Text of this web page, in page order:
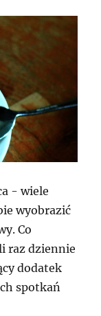
- wiele
wyobrazić
Co
raz dziennie
dodatek
spotkań